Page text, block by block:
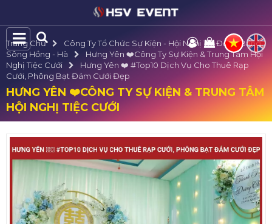
Trang Chủ
Công Ty Tổ Chức Sự Kiện - Hội Nghị Tại Đồng Bằng
Sông Hồng - Hà
Hưng Yên ❤️️Công Ty Sự Kiện & Trung Tâm Hội
Nghị Tiệc Cưới
Hưng Yên ❤️️ #top10 Dịch Vụ Cho Thuê Rạp
Cưới, Phông Bạt Đám Cưới Đẹp
HƯNG YÊN ❤️️CÔNG TY SỰ KIỆN & TRUNG TÂM
HỘI NGHỊ TIỆC CƯỚI